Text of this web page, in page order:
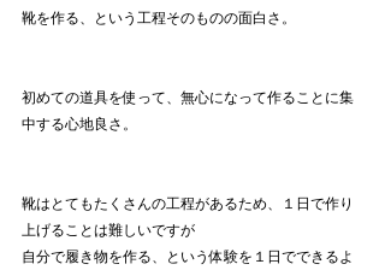
靴を作る、という工程そのものの面白さ。
初めての道具を使って、無心になって作ることに集
中する心地良さ。
靴はとてもたくさんの工程があるため、１日で作り
上げることは難しいですが
自分で履き物を作る、という体験を１日でできるよ